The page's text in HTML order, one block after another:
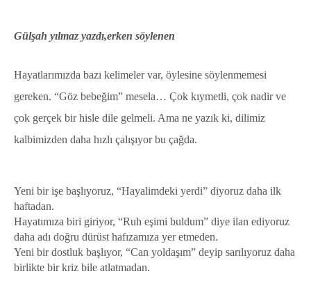
Gülşah yılmaz yazdı,erken söylenen
Hayatlarımızda bazı kelimeler var, öylesine söylenmemesi
gereken. “Göz bebeğim” mesela… Çok kıymetli, çok nadir ve
çok gerçek bir hisle dile gelmeli. Ama ne yazık ki, dilimiz
kalbimizden daha hızlı çalışıyor bu çağda.
Yeni bir işe başlıyoruz, “Hayalimdeki yerdi” diyoruz daha ilk
haftadan.
Hayatımıza biri giriyor, “Ruh eşimi buldum” diye ilan ediyoruz
daha adı doğru dürüst hafızamıza yer etmeden.
Yeni bir dostluk başlıyor, “Can yoldaşım” deyip sarılıyoruz daha
birlikte bir kriz bile atlatmadan.